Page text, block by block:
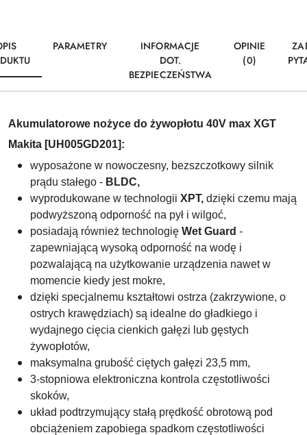
PARAMETRY
INFORMACJE
DOT.
BEZPIECZEŃSTWA
OPINIE
(0)
Akumulatorowe nożyce do żywopłotu 40V max XGT
Makita [UH005GD201]:
wyposażone w nowoczesny, bezszczotkowy silnik
prądu stałego - BLDC,
wyprodukowane w technologii XPT, dzięki czemu mają
podwyższoną odporność na pył i wilgoć,
posiadają również technologię Wet Guard -
zapewniającą wysoką odporność na wodę i
pozwalającą na użytkowanie urządzenia nawet w
momencie kiedy jest mokre,
dzięki specjalnemu kształtowi ostrza (zakrzywione, o
ostrych krawędziach) są idealne do gładkiego i
wydajnego cięcia cienkich gałęzi lub gęstych
żywopłotów,
maksymalna grubość ciętych gałęzi 23,5 mm,
3-stopniowa elektroniczna kontrola częstotliwości
skoków,
układ podtrzymujący stałą prędkość obrotową pod
obciążeniem zapobiega spadkom częstotliwości